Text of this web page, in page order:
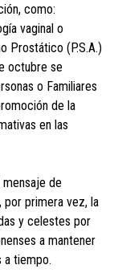
como:
vaginal o
Prostático (P.S.A.)
octubre se
o Familiares
de la
en las
de
por primera vez, la
y celestes por
a mantener
a tiempo.